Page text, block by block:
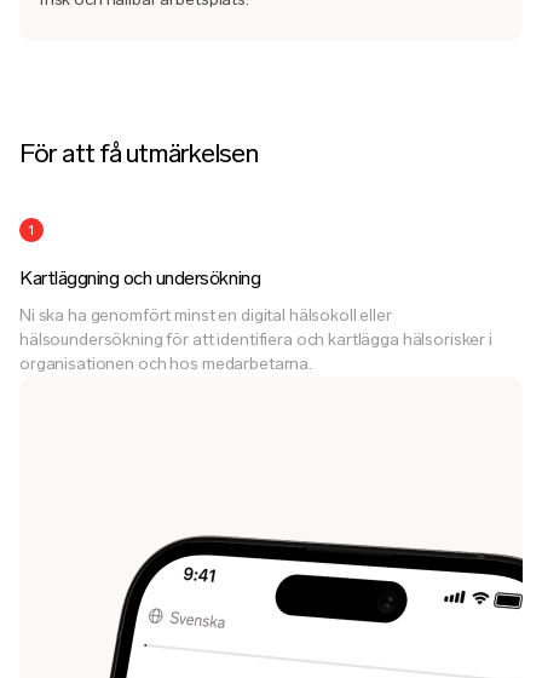
För att få utmärkelsen
1
Kartläggning och undersökning
Ni ska ha genomfört minst en digital hälsokoll eller
hälsoundersökning för att identifiera och kartlägga hälsorisker i
organisationen och hos medarbetarna.